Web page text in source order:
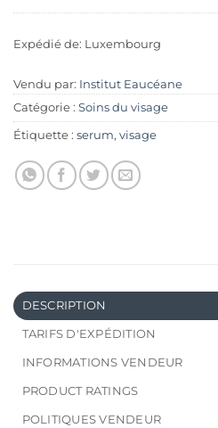
Expédié de: Luxembourg
Vendu par: Institut Eaucéane
Catégorie : Soins du visage
Étiquette : serum, visage
DESCRIPTION
TARIFS D'EXPÉDITION
INFORMATIONS VENDEUR
PRODUCT RATINGS
POLITIQUES VENDEUR